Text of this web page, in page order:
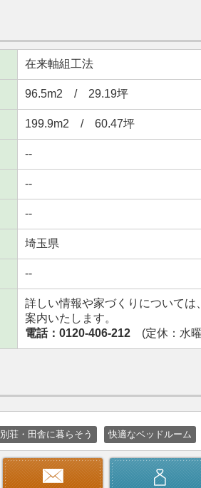
在来軸組工法
96.5m2 / 29.19坪
199.9m2 / 60.47坪
--
--
--
埼玉県
--
詳しい情報や家づくりについて
案内いたします。
電話：0120-406-212 (定休：水
別荘・田舎に暮らそう 快適なベッドルーム